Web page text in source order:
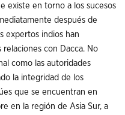
existe en torno a los sucesos
después de
expertos indios han
con Dacca. No
como las autoridades
la integridad de los
que se encuentran en
en la región de Asia Sur, a